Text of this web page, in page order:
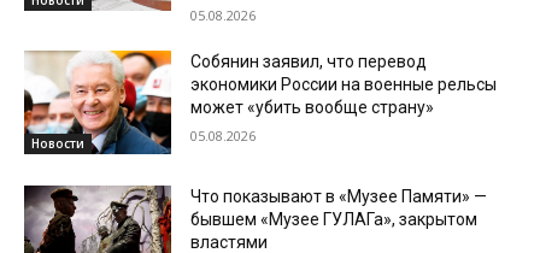
05.08.2026
Новости
Собянин заявил, что перевод
экономики России на военные рельсы
может «убить вообще страну»
05.08.2026
Что показывают в «Музее Памяти» —
бывшем «Музее ГУЛАГа», закрытом
властями